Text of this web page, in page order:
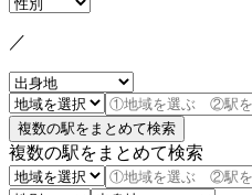
／
複数の駅をまとめて検索